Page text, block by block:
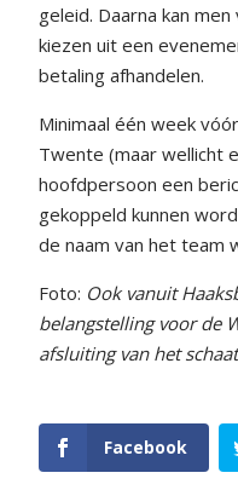
geleid. Daarna kan
kiezen uit een
betaling afhandelen.
Minimaal één week
Twente (maar wellicht
hoofdpersoon een
gekoppeld kunnen
de naam van het team
Foto: Ook vanuit
belangstelling voor de
afsluiting van het
Facebook